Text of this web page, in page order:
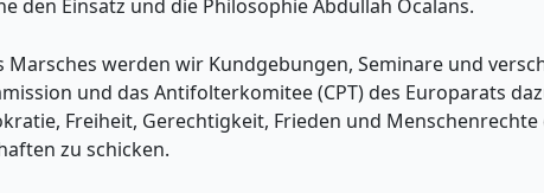
den Einsatz und die Philosophie Abdullah Öcalans.
Marsches werden wir Kundgebungen, Seminare und
und das Antifolterkomitee (CPT) des Europarats
Freiheit, Gerechtigkeit, Frieden und
zu schicken.